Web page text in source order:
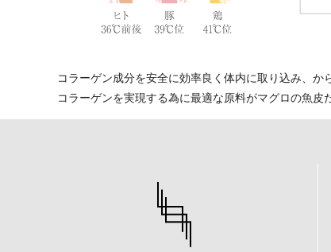
コラーゲン成分を安全に効率良く体内に取り込み、
コラーゲンを実現する為に最適な原料がマグロの魚皮